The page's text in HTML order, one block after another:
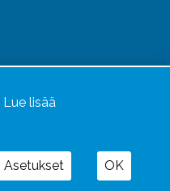
Lue lisää
Asetukset OK